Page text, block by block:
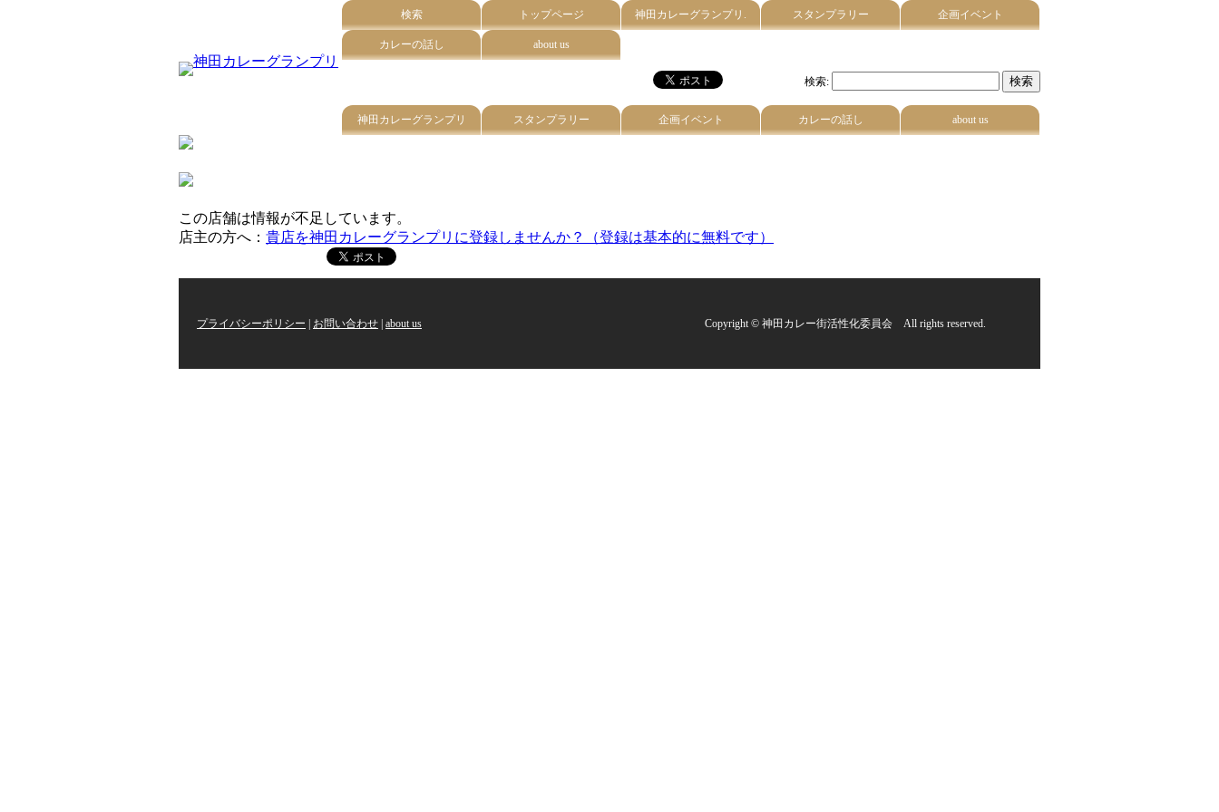
検索 トップページ 神田カレーグランプリ. スタンプラリー 企画イベント
カレーの話し about us
検索:
神田カレーグランプリ スタンプラリー 企画イベント カレーの話し about us
この店舗は情報が不足しています。
店主の方へ： 貴店を神田カレーグランプリに登録しませんか？（登録は基本的に無料です）
プライバシーポリシー お問い合わせ about us Copyright © 神田カレー街活性化委員会 All rights reserved.